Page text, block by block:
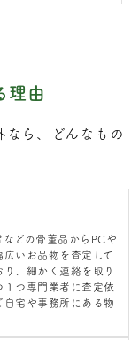
理由
ら、どんなもの
どの骨董品からPCや
いお品物を査定して
、細かく連絡を取り
１つ専門業者に査定依
自宅や事務所にある物